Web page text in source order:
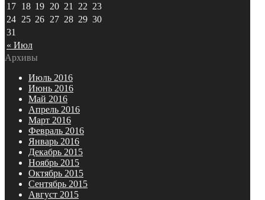
« Июл
17 18 19 20 21 22 23
24 25 26 27 28 29 30
31
Архивы
Июль 2016
Июнь 2016
Май 2016
Апрель 2016
Март 2016
Февраль 2016
Январь 2016
Декабрь 2015
Ноябрь 2015
Октябрь 2015
Сентябрь 2015
Август 2015